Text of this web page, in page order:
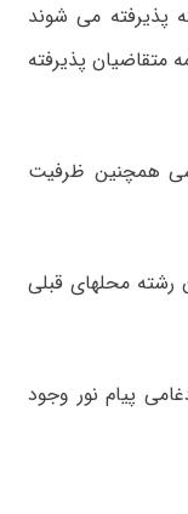
پذیرفته می شوند
نیست که همه متقاضیان پذیرفته
کارشناسی همچنین ظرفیت
رشته محلهای قبلی
نور خاطرنشان کرد که در استان تهران ۱۳ واحد ادغامی پیام نور وجود